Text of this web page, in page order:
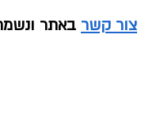
צור קשר באתר